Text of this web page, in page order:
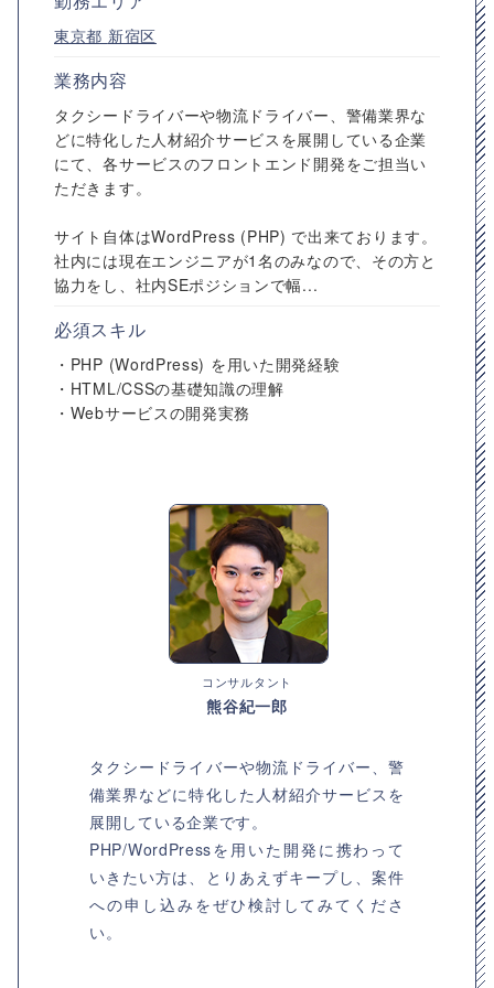
東京都 新宿区
業務内容
タクシードライバーや物流ドライバー、警備業界な
どに特化した人材紹介サービスを展開している企業
にて、各サービスのフロントエンド開発をご担当い
ただきます。
サイト自体はWordPress (PHP) で出来ております。
社内には現在エンジニアが1名のみなので、その方と
協力をし、社内SEポジションで幅...
必須スキル
・PHP (WordPress) を用いた開発経験
・HTML/CSSの基礎知識の理解
・Webサービスの開発実務
コンサルタント
熊谷紀一郎
タクシードライバーや物流ドライバー、警
備業界などに特化した人材紹介サービスを
展開している企業です。
PHP/WordPressを用いた開発に携わって
いきたい方は、とりあえずキープし、案件
への申し込みをぜひ検討してみてくださ
い。